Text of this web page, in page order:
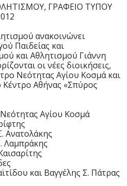
ΓΡΑΦΕΙΟ ΤΥΠΟΥ
ανακοινώνει
Παιδείας και
και Αθλητισμού Γιάννη
οι νέες διοικήσεις,
Νεότητας Αγίου Κοσμά και
Αθήνας «Σπύρος
Αγίου Κοσμά
Ανατολάκης
Λαμπράκης
και Βαγγέλης Σ. Πάτρας